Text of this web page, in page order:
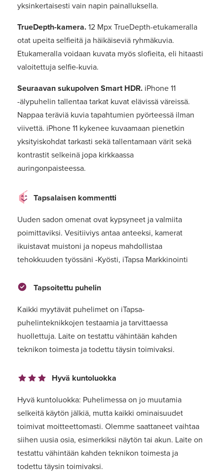
yksinkertaisesti vain napin painalluksella.
TrueDepth-kamera. 12 Mpx TrueDepth-etukameralla
otat upeita selfieitä ja häikäiseviä ryhmäkuvia.
Etukameralla voidaan kuvata myös slofieita, eli hitaasti
valoitettuja selfie-kuvia.
Seuraavan sukupolven Smart HDR. iPhone 11
-älypuhelin tallentaa tarkat kuvat elävissä väreissä.
Nappaa teräviä kuvia tapahtumien pyörteessä ilman
viivettä. iPhone 11 kykenee kuvaamaan pienetkin
yksityiskohdat tarkasti sekä tallentamaan värit sekä
kontrastit selkeinä jopa kirkkaassa
auringonpaisteessa.
Tapsalaisen kommentti
Uuden sadon omenat ovat kypsyneet ja valmiita
poimittaviksi. Vesitiiviys antaa anteeksi, kamerat
ikuistavat muistoni ja nopeus mahdollistaa
tehokkuuden työssäni -Kyösti, iTapsa Markkinointi
Tapsoitettu puhelin
Kaikki myytävät puhelimet on iTapsa-
puhelinteknikkojen testaamia ja tarvittaessa
huollettuja. Laite on testattu vähintään kahden
teknikon toimesta ja todettu täysin toimivaksi.
Hyvä kuntoluokka
Hyvä kuntoluokka: Puhelimessa on jo muutamia
selkeitä käytön jälkiä, mutta kaikki ominaisuudet
toimivat moitteettomasti. Olemme saattaneet vaihtaa
siihen uusia osia, esimerkiksi näytön tai akun. Laite on
testattu vähintään kahden teknikon toimesta ja
todettu täysin toimivaksi.